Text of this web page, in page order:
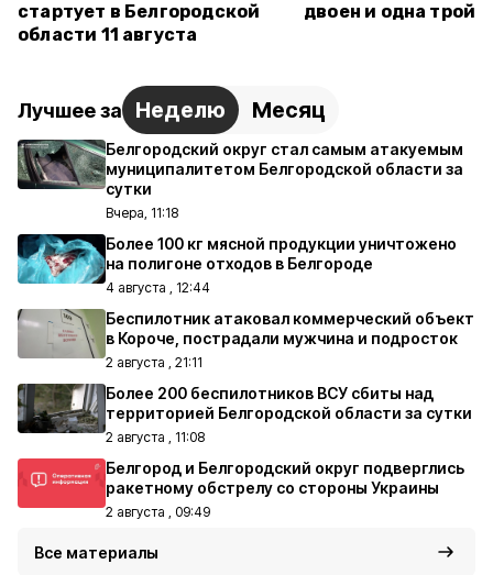
стартует в Белгородской
области 11 августа
двоен и одна
Лучшее за Неделю Месяц
Белгородский округ стал самым атакуемым
муниципалитетом Белгородской области за
сутки
Вчера, 11:18
Более 100 кг мясной продукции уничтожено
на полигоне отходов в Белгороде
4 августа , 12:44
Беспилотник атаковал коммерческий объект
в Короче, пострадали мужчина и подросток
2 августа , 21:11
Более 200 беспилотников ВСУ сбиты над
территорией Белгородской области за сутки
2 августа , 11:08
Белгород и Белгородский округ подверглись
ракетному обстрелу со стороны Украины
2 августа , 09:49
Все материалы